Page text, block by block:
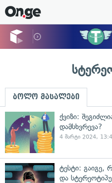
ბოლო მასალები
ქვიზი:
დამსხვრევა?
4 მარტი 2024,
ტესტი: გაიგე,
და